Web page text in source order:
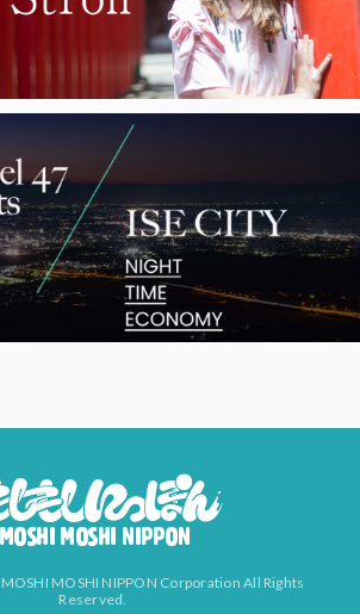
MOSHI NIPPON Corporation All Rights
Reserved.